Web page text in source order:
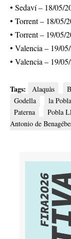
• Sedaví – 18/05/
• Torrent – 18/05/
• Torrent – 19/05/
• Valencia – 19/
• Valencia – 19/
Tags: Alaquàs
Godella
la
Paterna
Pobla
Antonio de